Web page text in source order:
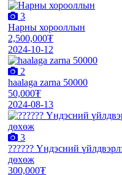
3
Нарны хорооллын
2,500,000₮
2024-10-12
2
haalaga zarna 50000
50,000₮
2024-08-13
3
?????? Үндэсний
дөхөж
300,000₮